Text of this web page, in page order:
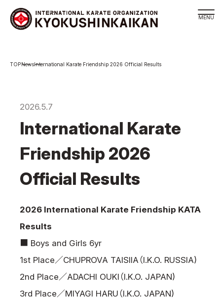
Schedule
Sosai Masutatsu Oyama
Kancho Shokei Matsui
History
About
About
Organization
Tournament Information
Past Tournaments
NewsInternational Karate Friendship 2026 Official Results
2026.5.7
International Karate
Friendship 2026
Official Results
2026 International Karate Friendship KATA
Results
■ Boys and Girls 6yr
1st Place／CHUPROVA TAISIIA（I.K.O. RUSSIA)
2nd Place／ADACHI OUKI（I.K.O. JAPAN)
3rd Place／MIYAGI HARU（I.K.O. JAPAN)